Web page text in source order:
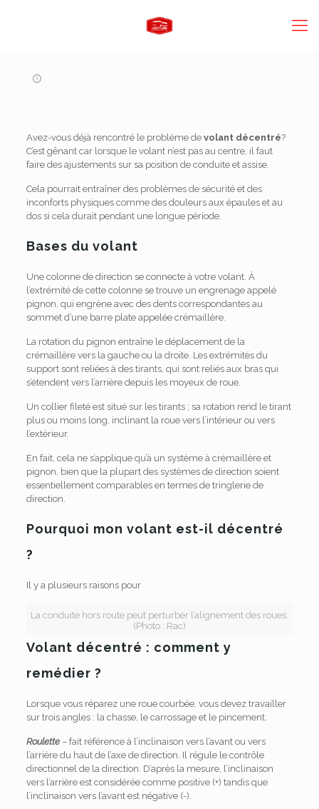
Avez-vous déjà rencontré le problème de volant décentré?
C’est gênant car lorsque le volant n’est pas au centre, il faut
faire des ajustements sur sa position de conduite et assise.
Cela pourrait entraîner des problèmes de sécurité et des
inconforts physiques comme des douleurs aux épaules et au
dos si cela durait pendant une longue période.
Bases du volant
Une colonne de direction se connecte à votre volant. À
l’extrémité de cette colonne se trouve un engrenage appelé
pignon, qui engrène avec des dents correspondantes au
sommet d’une barre plate appelée crémaillère.
La rotation du pignon entraîne le déplacement de la
crémaillère vers la gauche ou la droite. Les extrémités du
support sont reliées à des tirants, qui sont reliés aux bras qui
s’étendent vers l’arrière depuis les moyeux de roue.
Un collier fileté est situé sur les tirants ; sa rotation rend le tirant
plus ou moins long, inclinant la roue vers l’intérieur ou vers
l’extérieur.
En fait, cela ne s’applique qu’à un système à crémaillère et
pignon, bien que la plupart des systèmes de direction soient
essentiellement comparables en termes de tringlerie de
direction.
Pourquoi mon volant est-il décentré
?
Il y a plusieurs raisons pour
La conduite hors route peut perturber l’alignement des roues.
(Photo : Rac)
Volant décentré : comment y
remédier ?
Lorsque vous réparez une roue courbée, vous devez travailler
sur trois angles : la chasse, le carrossage et le pincement.
Roulette– fait référence à l’inclinaison vers l’avant ou vers
l’arrière du haut de l’axe de direction. Il régule le contrôle
directionnel de la direction. D’après la mesure, l’inclinaison
vers l’arrière est considérée comme positive (+) tandis que
l’inclinaison vers l’avant est négative (-).